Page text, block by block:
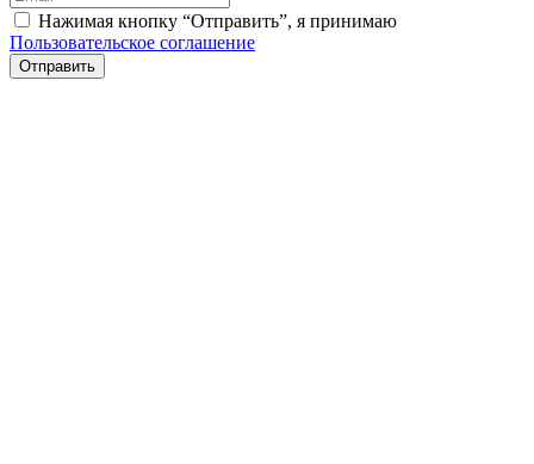
Нажимая кнопку “Отправить”, я принимаю
Пользовательское соглашение